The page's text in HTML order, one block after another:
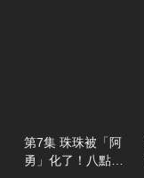
第7集 珠珠被「阿
勇」化了！八點檔